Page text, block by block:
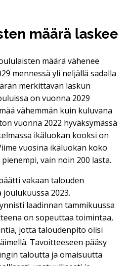
määrä laskee
määrä vähenee
mennessä yli neljällä sadalla
merkittävän laskun
on vuonna 2029
vähemmän kuin kuluvana
vuonna 2022 hyväksymässä
ikäluokan kooksi on
vuosina ikäluokan koko
vain noin 200 lasta.
vakaan talouden
2023.
laadinnan tammikuussa
on sopeuttaa toimintaa,
jotta taloudenpito olisi
Tavoitteeseen pääsy
taloutta ja omaisuutta